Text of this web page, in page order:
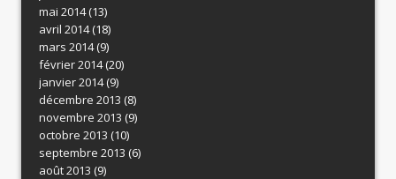
mai 2014(13)
avril 2014(18)
mars 2014(9)
février 2014(20)
janvier 2014(9)
décembre 2013 (8)
novembre 2013 (9)
octobre 2013 (10)
septembre 2013 (6)
août 2013 (9)